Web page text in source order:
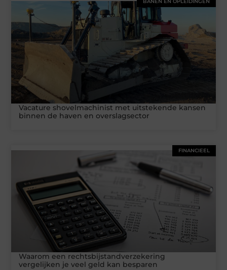
BANEN EN OPLEIDINGEN
Vacature shovelmachinist met uitstekende kansen
binnen de haven en overslagsector
FINANCIEEL
Waarom een rechtsbijstandverzekering
vergelijken je veel geld kan besparen